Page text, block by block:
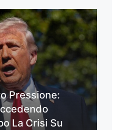
Pressione:
La Crisi Su